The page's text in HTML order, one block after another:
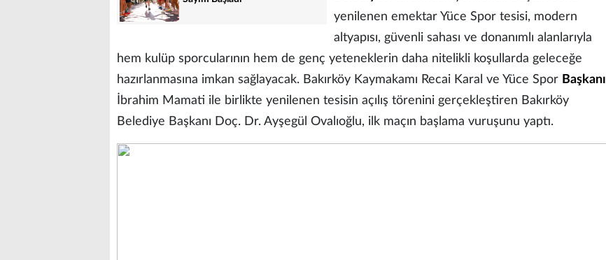
yenilenen emektar Yüce Spor tesisi, modern
altyapısı, güvenli sahası ve donanımlı alanlarıyla
hem kulüp sporcularının hem de genç yeteneklerin daha nitelikli koşullarda geleceğe
hazırlanmasına imkan sağlayacak. Bakırköy Kaymakamı Recai Karal ve Yüce Spor Başkanı
İbrahim Mamati ile birlikte yenilenen tesisin açılış törenini gerçekleştiren Bakırköy
Belediye Başkanı Doç. Dr. Ayşegül Ovalıoğlu, ilk maçın başlama vuruşunu yaptı.